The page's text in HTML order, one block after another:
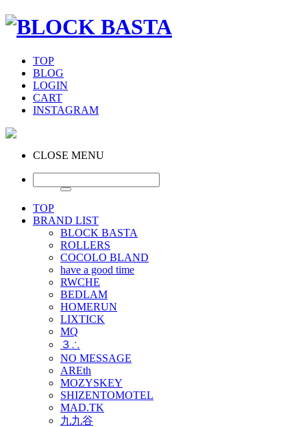
TOP
BLOG
LOGIN
CART
INSTAGRAM
CLOSE MENU
TOP
BRAND LIST
BLOCK BASTA
ROLLERS
COCOLO BLAND
have a good time
RWCHE
BEDLAM
HOMERUN
LIXTICK
MQ
３∴
NO MESSAGE
AREth
MOZYSKEY
SHIZENTOMOTEL
MAD.TK
九九谷